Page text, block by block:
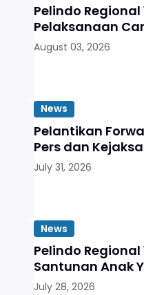
Pelindo
Pelaksanaan
August 03, 2026
News
Pelantikan
Pers dan
July 31, 2026
News
Pelindo
Santunan Anak
July 28, 2026